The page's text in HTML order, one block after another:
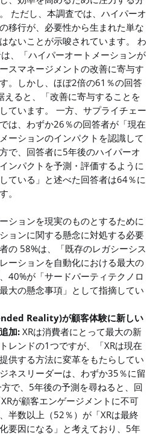
ただし、本調査では、ハイパーオ
移行が、必要性から生まれた単な
ないことが示唆されています。 わ
、「ハイパーオートメーションが
スマネージメントの改善に寄与す
。しかし、ほぼ2倍の61％の回答
えると、「改善に寄与することを
ています。 一方、サプライチェー
は、わずか26％の回答者が「現在
ーションのインパクトを認識して
で、回答者に5年後のハイパーオ
ンパクトを予測・評価するように
ている」と述べた回答者は64％に
。
ションを現実のものとするために
ョンに関する懸念に対処する必要
の 58%は、「既存のレガシーシス
ーションを自動化における最大の
40%が「サードパーティテクノロ
大の懸念事項」として指摘してい
Reality)が顧客体験に新しい
加: XRは消費者にとって最大の新
レンドの1つですが、「XRは現在
供する方法に変革をもたらしてい
ネスリーダーは、わずか35％に留
で、5年後の予測を尋ねると、回
が顧客エンゲージメントに不可
半数以上（52％）が「XRは最終
要因になる」と考えており、5年